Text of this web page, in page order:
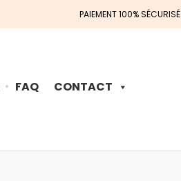
PAIEMENT 100% SÉCURISÉ
FAQ CONTACT
Recherche